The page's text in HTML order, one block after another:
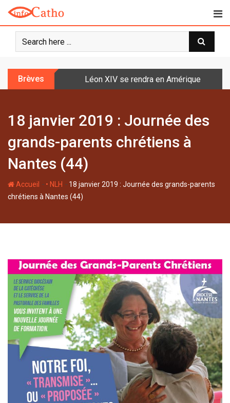
o
Brèves Léon XIV se rendra en Amérique latine à
18 janvier 2019 : Journée des
grands-parents chrétiens à
Nantes (44)
Accueil - • NLH - 18 janvier 2019 : Journée des grands-parents
chrétiens à Nantes (44)